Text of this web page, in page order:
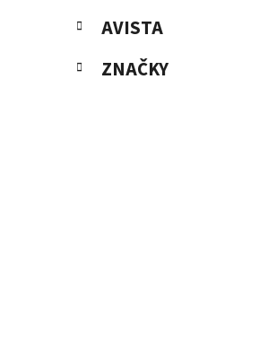
AVISTA
ZNAČKY